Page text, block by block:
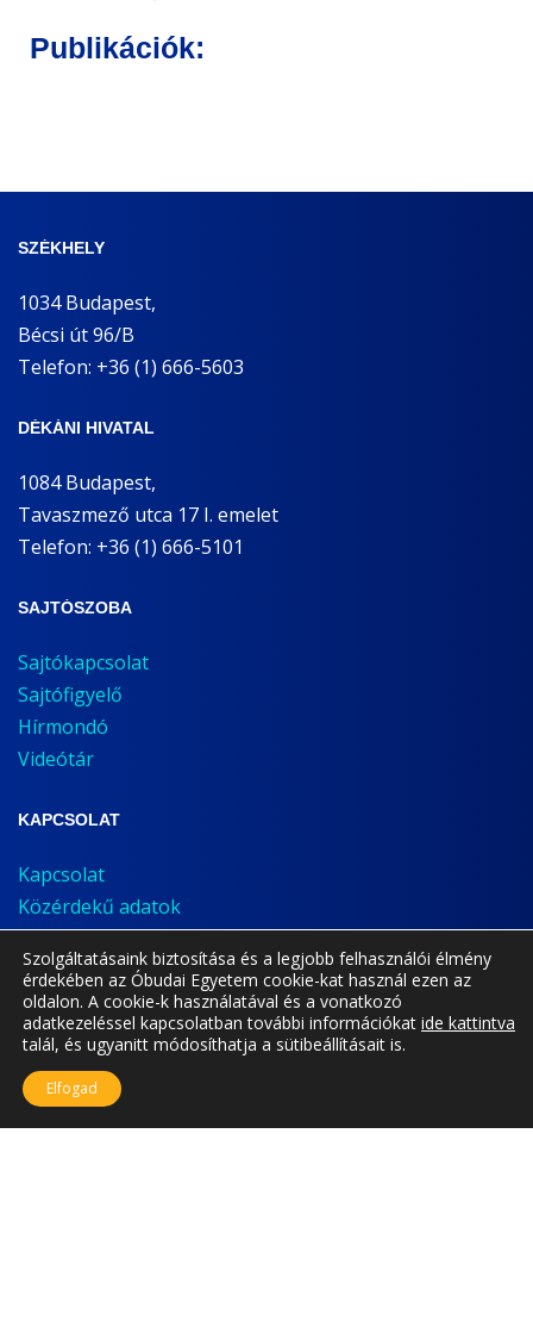
Publikációk:
SZÉKHELY
1034 Budapest,
Bécsi út 96/B
Telefon: +36 (1) 666-5603
DÉKÁNI HIVATAL
1084 Budapest,
Tavaszmező utca 17 I. emelet
Telefon: +36 (1) 666-5101
SAJTÓSZOBA
Sajtókapcsolat
Sajtófigyelő
Hírmondó
Videótár
KAPCSOLAT
Kapcsolat
Közérdekű adatok
Bejelentés
Adatvédelem
Cookie nyilatkozat
Szolgáltatásaink biztosítása és a legjobb felhasználói élmény
érdekében az Óbudai Egyetem cookie-kat használ ezen az
oldalon. A cookie-k használatával és a vonatkozó
adatkezeléssel kapcsolatban további információkat ide kattintva
talál, és ugyanitt módosíthatja a sütibeállításait is.
Elfogad